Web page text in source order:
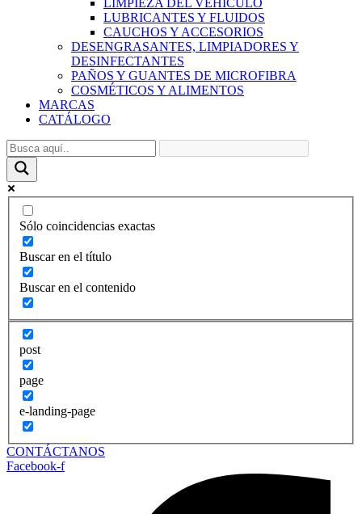
LIMPIEZA DEL VEHÍCULO
LUBRICANTES Y FLUIDOS
CAUCHOS Y ACCESORIOS
DESENGRASANTES, LIMPIADORES Y
DESINFECTANTES
PAÑOS Y GUANTES DE MICROFIBRA
COSMÉTICOS Y ALIMENTOS
MARCAS
CATÁLOGO
Sólo coincidencias exactas
Buscar en el título
Buscar en el contenido
post
page
e-landing-page
CONTÁCTANOS
Facebook-f